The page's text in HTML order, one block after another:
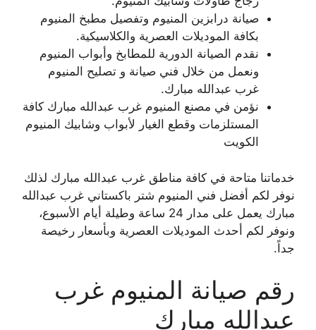
صيانة درابزين المنيوم وتفصيل مطبخ المنيوم
بكافة الموديلات العصرية والكلاسيكية.
نقدم الصيانة الدورية للمطابخ وأبواب المنيوم
ونعمل من خلال فني صيانة و تصليح المنيوم
غرب عبدالله مبارك.
نؤمن في مصنع المنيوم غرب عبدالله مبارك كافة
المستلزمات وقطع الغيار لأبواب وشابيك المنيوم
الكويت
خدماتنا متاحة في كافة مناطق غرب عبدالله مبارك لذلك
نوفر لكم أفضل فني المنيوم شتر باكستاني غرب عبدالله
مبارك يعمل على مدار 24 ساعة وطيلة أيام الأسبوع،
ونوفر لكم أحدث الموديلات العصرية وبأسعار رخيصة
جداً.
رقم صيانة المنيوم غرب
عبدالله مبارك